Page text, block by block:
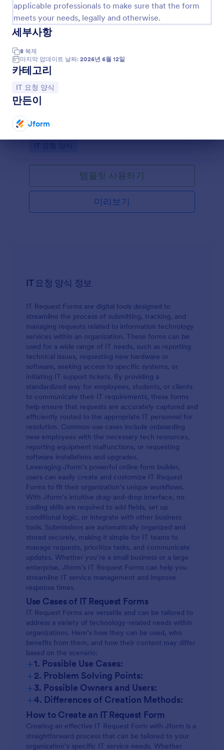
applicable professionals to make sure that the form
meets your needs, legally and otherwise.
세부사항
8 복제
마지막 업데이트 날짜: 2026년 6월 12일
카테고리
카테고리로 이동:
IT 요청 양식
만든이
Jform
It 서비스 요청 양식 2
IT 서비스 요청 폼은 귀하의 고객들이 문제를 보고하
관련된 항목을 선택하고 더 많은 설명과 코멘트를 제
이 폼을 사용해서 맞춤 설정 가능한 다양한 위젯을 통
임베드 하거나 독립적인 폼으로도 사용할 수 있습니
템플릿 사용하기
미리보기
IT 요청 양식 정보
IT Request Forms are digital tools designed to
streamline the process of submitting, tracking, and
managing requests related to information technology
services within an organization. These forms can be
used for a wide range of IT needs, such as reporting
technical issues, requesting new hardware or
software, seeking access to specific systems, or
initiating IT support tickets. By providing a
standardized way for employees, students, or clients
to communicate their IT requirements, these forms
help ensure that requests are accurately captured and
efficiently routed to the appropriate IT personnel for
resolution. Common use cases include onboarding
new employees with the necessary tech resources,
reporting equipment malfunctions, or requesting
software installations and upgrades.
Leveraging Jform’s powerful online form builder,
users can easily create and customize IT Request
Forms to fit their organization’s unique workflows.
With Jform’s intuitive drag-and-drop interface, no
coding skills are required to add fields, set up
conditional logic, or integrate with other business
tools. Submissions are automatically organized and
stored securely, making it simple for IT teams to
manage requests, prioritize tasks, and communicate
updates. Whether you’re a small business or a large
enterprise, Jform’s IT Request Forms can help you
streamline IT service management and improve
response times.
Use Cases of IT Request Forms
IT Request Forms are versatile and can be tailored to
address a variety of technology-related needs within
organizations. Here’s how they can be used, who
benefits from them, and how their content may differ
based on the scenario:
+1. Possible Use Cases:
+2. Problem Solving Points:
+3. Possible Owners and Users:
+4. Differences of Creation Methods:
How to Create an IT Request Form
Creating an effective IT Request Form with Jform is a
straightforward process that can be tailored to your
organization’s specific IT service needs. Whether